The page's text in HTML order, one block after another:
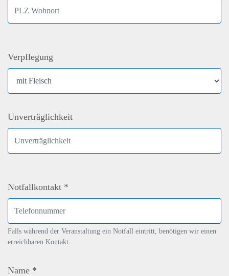
Verpflegung
Unverträglichkeit
Notfallkontakt *
Falls während der Veranstaltung ein Notfall eintritt, benötigen wir einen
erreichbaren Kontakt.
Name *